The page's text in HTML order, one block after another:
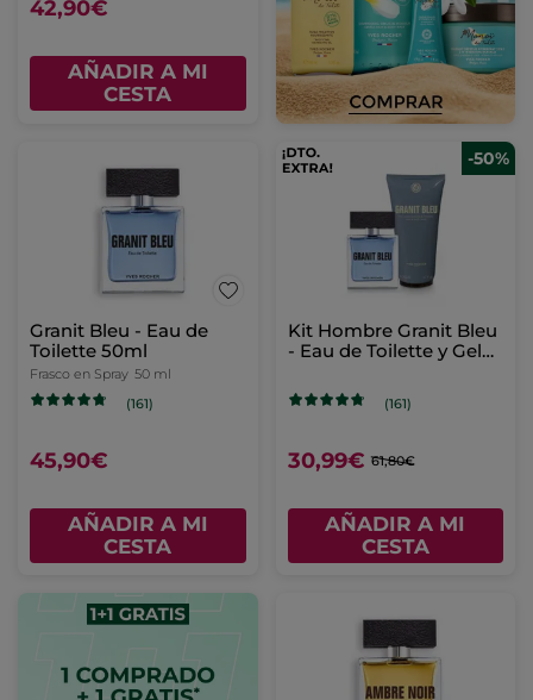
42,90€
AÑADIR A MI
CESTA
Granit Bleu - Eau de
Toilette 50ml
Frasco en Spray 50 ml
(161)
45,90€
AÑADIR A MI
CESTA
-50%
Kit Hombre Granit Bleu
- Eau de Toilette y Gel
(161)
30,99€ 61,80€
AÑADIR A MI
CESTA